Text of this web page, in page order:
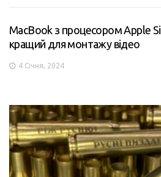
MacBook з процесором Apple
кращий для монтажу відео
4 Січня, 2024